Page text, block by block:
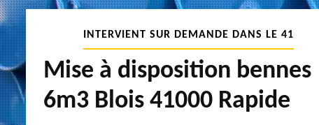
INTERVIENT SUR DEMANDE DANS LE 41
Mise à disposition bennes
6m3 Blois 41000 Rapide